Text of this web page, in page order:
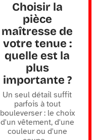
Choisir la
pièce
maîtresse de
votre tenue :
quelle est la
plus
importante ?
Un seul détail suffit
parfois à tout
bouleverser : le choix
d'un vêtement, d'une
couleur ou d'une